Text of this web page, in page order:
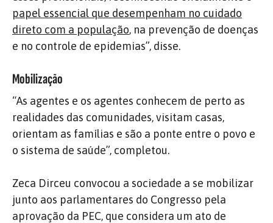
papel essencial que desempenham no cuidado
direto com a população, na prevenção de doenças
e no controle de epidemias”, disse.
Mobilização
“As agentes e os agentes conhecem de perto as
realidades das comunidades, visitam casas,
orientam as famílias e são a ponte entre o povo e
o sistema de saúde”, completou.
Zeca Dirceu convocou a sociedade a se mobilizar
junto aos parlamentares do Congresso pela
aprovação da PEC, que considera um ato de